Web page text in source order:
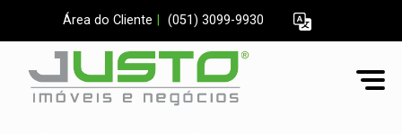
Área do Cliente (051) 3099-9930